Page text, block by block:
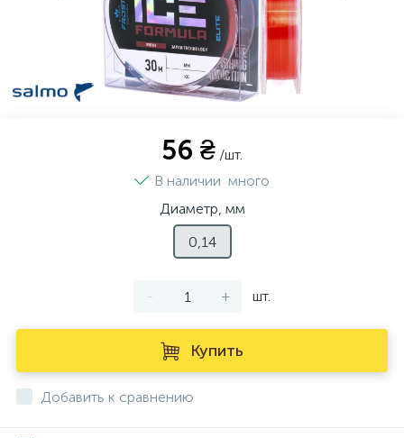
56 ₴ /шт.
В наличии много
Диаметр, мм
0,14
- + шт.
Купить
Добавить к сравнению